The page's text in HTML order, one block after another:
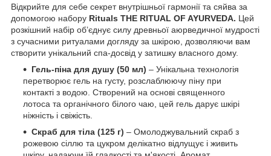
Відкрийте для себе секрет внутрішньої гармонії та сяйва за
допомогою набору Rituals THE RITUAL OF AYURVEDA. Цей
розкішний набір об’єднує силу древньої аюрведичної мудрості
з сучасними ритуалами догляду за шкірою, дозволяючи вам
створити унікальний спа-досвід у затишку власного дому.
Гель-піна для душу (50 мл) – Унікальна технологія
перетворює гель на густу, розслаблюючу піну при
контакті з водою. Створений на основі священного
лотоса та органічного білого чаю, цей гель дарує шкірі
ніжність і свіжість.
Скраб для тіла (125 г) – Омолоджувальний скраб з
рожевою сіллю та цукром делікатно відлущує і живить